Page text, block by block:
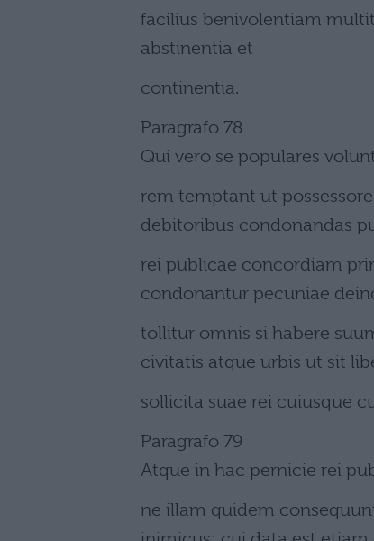
facilius benivolentiam
abstinentia et
continentia.
Paragrafo 78
Qui vero se populares
rem temptant ut
debitoribus condonandas
rei publicae concordiam
condonantur pecuniae
tollitur omnis si habere
civitatis atque urbis ut sit
sollicita suae rei cuiusque
Paragrafo 79
Atque in hac pernicie rei
ne illam quidem